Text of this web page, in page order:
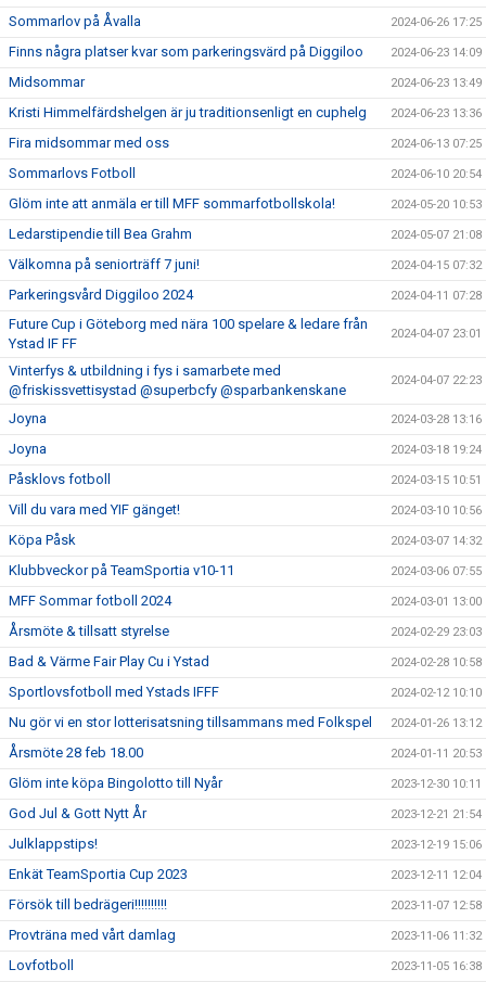
Sommarlov på Åvalla 2024-06-26 17:25
Finns några platser kvar som parkeringsvärd på Diggiloo 2024-06-23 14:09
Midsommar 2024-06-23 13:49
Kristi Himmelfärdshelgen är ju traditionsenligt en cuphelg 2024-06-23 13:36
Fira midsommar med oss 2024-06-13 07:25
Sommarlovs Fotboll 2024-06-10 20:54
Glöm inte att anmäla er till MFF sommarfotbollskola! 2024-05-20 10:53
Ledarstipendie till Bea Grahm 2024-05-07 21:08
Välkomna på seniorträff 7 juni! 2024-04-15 07:32
Parkeringsvård Diggiloo 2024 2024-04-11 07:28
Future Cup i Göteborg med nära 100 spelare & ledare från
Ystad IF FF
2024-04-07 23:01
Vinterfys & utbildning i fys i samarbete med
@friskissvettisystad @superbcfy @sparbankenskane
2024-04-07 22:23
Joyna 2024-03-28 13:16
Joyna 2024-03-18 19:24
Påsklovs fotboll 2024-03-15 10:51
Vill du vara med YIF gänget! 2024-03-10 10:56
Köpa Påsk 2024-03-07 14:32
Klubbveckor på TeamSportia v10-11 2024-03-06 07:55
MFF Sommar fotboll 2024 2024-03-01 13:00
Årsmöte & tillsatt styrelse 2024-02-29 23:03
Bad & Värme Fair Play Cu i Ystad 2024-02-28 10:58
Sportlovsfotboll med Ystads IFFF 2024-02-12 10:10
Nu gör vi en stor lotterisatsning tillsammans med Folkspel 2024-01-26 13:12
Årsmöte 28 feb 18.00 2024-01-11 20:53
Glöm inte köpa Bingolotto till Nyår 2023-12-30 10:11
God Jul & Gott Nytt År 2023-12-21 21:54
Julklappstips! 2023-12-19 15:06
Enkät TeamSportia Cup 2023 2023-12-11 12:04
Försök till bedrägeri!!!!!!!!!! 2023-11-07 12:58
Provträna med vårt damlag 2023-11-06 11:32
Lovfotboll 2023-11-05 16:38